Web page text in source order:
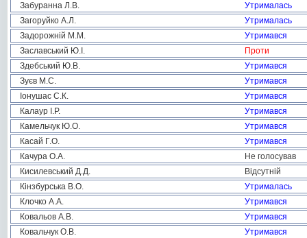
Забуранна Л.В.
Утрималась
Загоруйко А.Л.
Утрималась
Задорожній М.М.
Утримався
Заславський Ю.І.
Проти
Здебський Ю.В.
Утримався
Зуєв М.С.
Утримався
Іонушас С.К.
Утримався
Калаур І.Р.
Утримався
Камельчук Ю.О.
Утримався
Касай Г.О.
Утримався
Качура О.А.
Не голосував
Кисилевський Д.Д.
Відсутній
Кінзбурська В.О.
Утрималась
Клочко А.А.
Утримався
Ковальов А.В.
Утримався
Ковальчук О.В.
Утримався